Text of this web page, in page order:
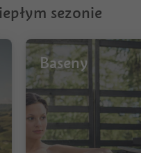
sezonie
Baseny